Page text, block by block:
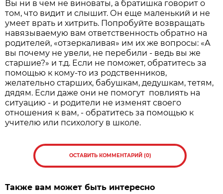
Вы ни в чем не виноваты, а братишка говорит о
том, что видит и слышит. Он еще маленький и не
умеет врать и хитрить. Попробуйте возвращать
навязываемую вам ответственность обратно на
родителей, «отзеркаливая» им их же вопросы: «А
вы почему не увели, не перебили - ведь вы же
старшие?» и т.д. Если не поможет, обратитесь за
помощью к кому-то из родственников,
желательно старших, бабушкам, дедушкам, тетям,
дядям. Если даже они не помогут повлиять на
ситуацию - и родители не изменят своего
отношения к вам, - обратитесь за помощью к
учителю или психологу в школе.
ОСТАВИТЬ КОММЕНТАРИЙ (0)
Также вам может быть интересно